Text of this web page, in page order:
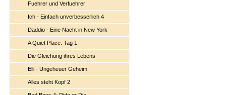
Fuehrer und Verfuehrer
Ich - Einfach unverbesserlich 4
Daddio - Eine Nacht in New York
A Quiet Place: Tag 1
Die Gleichung ihres Lebens
Elli - Ungeheuer Geheim
Alles steht Kopf 2